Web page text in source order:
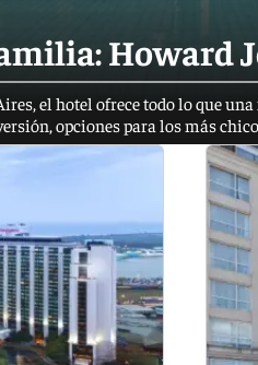
Howard
el hotel ofrece todo lo que
opciones para los más